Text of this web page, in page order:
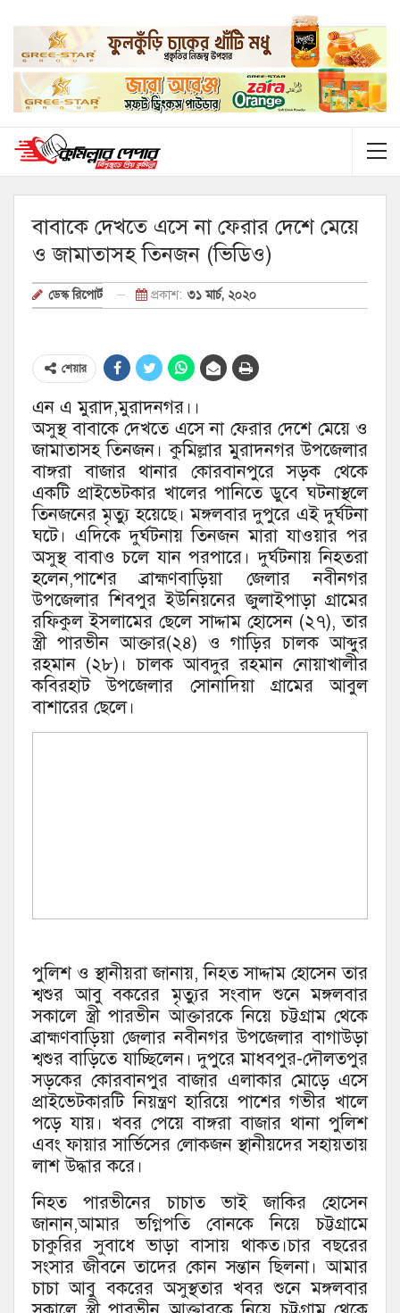
বাবাকে দেখতে এসে না ফেরার দেশে মেয়ে
ও জামাতাসহ তিনজন (ভিডিও)
ডেস্ক রিপোর্ট প্রকাশ: ৩১ মার্চ, ২০২০
শেয়ার
এন এ মুরাদ,মুরাদনগর।।
অসুস্থ বাবাকে দেখতে এসে না ফেরার দেশে মেয়ে ও
জামাতাসহ তিনজন। কুমিল্লার মুরাদনগর উপজেলার
বাঙ্গরা বাজার থানার কোরবানপুরে সড়ক থেকে
একটি প্রাইভেটকার খালের পানিতে ডুবে ঘটনাস্থলে
তিনজনের মৃত্যু হয়েছে। মঙ্গলবার দুপুরে এই দুর্ঘটনা
ঘটে। এদিকে দুর্ঘটনায় তিনজন মারা যাওয়ার পর
অসুস্থ বাবাও চলে যান পরপারে। দুর্ঘটনায় নিহতরা
হলেন,পাশের ব্রাহ্মণবাড়িয়া জেলার নবীনগর
উপজেলার শিবপুর ইউনিয়নের জুলাইপাড়া গ্রামের
রফিকুল ইসলামের ছেলে সাদ্দাম হোসেন (২৭), তার
স্ত্রী পারভীন আক্তার(২৪) ও গাড়ির চালক আব্দুর
রহমান (২৮)। চালক আবদুর রহমান নোয়াখালীর
কবিরহাট উপজেলার সোনাদিয়া গ্রামের আবুল
বাশারের ছেলে।
পুলিশ ও স্থানীয়রা জানায়, নিহত সাদ্দাম হোসেন তার
শ্বশুর আবু বকরের মৃত্যুর সংবাদ শুনে মঙ্গলবার
সকালে স্ত্রী পারভীন আক্তারকে নিয়ে চট্টগ্রাম থেকে
ব্রাহ্মণবাড়িয়া জেলার নবীনগর উপজেলার বাগাউড়া
শ্বশুর বাড়িতে যাচ্ছিলেন। দুপুরে মাধবপুর-দৌলতপুর
সড়কের কোরবানপুর বাজার এলাকার মোড়ে এসে
প্রাইভেটকারটি নিয়ন্ত্রণ হারিয়ে পাশের গভীর খালে
পড়ে যায়। খবর পেয়ে বাঙ্গরা বাজার থানা পুলিশ
এবং ফায়ার সার্ভিসের লোকজন স্থানীয়দের সহায়তায়
লাশ উদ্ধার করে।
নিহত পারভীনের চাচাত ভাই জাকির হোসেন
জানান,আমার ভগ্নিপতি বোনকে নিয়ে চট্টগ্রামে
চাকুরির সুবাধে ভাড়া বাসায় থাকত।চার বছরের
সংসার জীবনে তাদের কোন সন্তান ছিলনা। আমার
চাচা আবু বকরের অসুস্থতার খবর শুনে মঙ্গলবার